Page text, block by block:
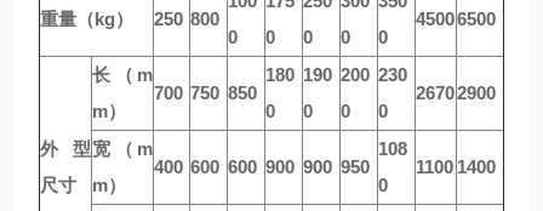
重量（kg） 250 800
0
0
0
0
0
45006500
外型
尺寸
长（m
m）
700 750 850
180
0
190
0
200
0
230
0
26702900
宽（m
m）
400 600 600 900 900 950
108
0
1100 1400